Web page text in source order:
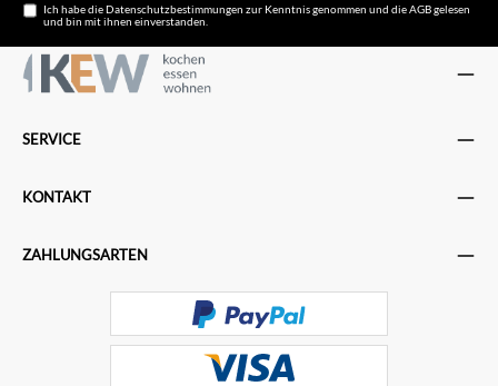
Ich habe dieDatenschutzbestimmungen zur Kenntnis genommen und dieAGBgelesen
und bin mit ihnen einverstanden.
SERVICE
KONTAKT
ZAHLUNGSARTEN